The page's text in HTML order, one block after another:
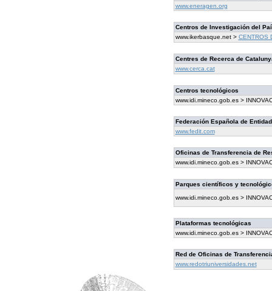
www.eneragen.org
Centros de Investigación del
www.ikerbasque.net > CENTROS
Centres de Recerca de
www.cerca.cat
Centros tecnológicos
www.idi.mineco.gob.es >
Federación Española de
www.fedit.com
Oficinas de Transferencia de
www.idi.mineco.gob.es >
Parques científicos y
www.idi.mineco.gob.es >
Plataformas tecnológicas
www.idi.mineco.gob.es >
Red de Oficinas de
www.redotriuniversidades.net